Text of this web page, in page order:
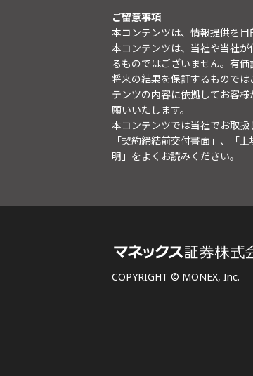
ご留意事項
本コンテンツは、情報提供を目
本コンテンツは、当社や当社
るものではございません。有
将来の結果を保証するもので
テンツの内容に依拠してお客
願いいたします。
本コンテンツでは当社でお取
「契約締結前交付書面」、「
明 」をよくお読みください。
COPYRIGHT © MONEX, Inc.